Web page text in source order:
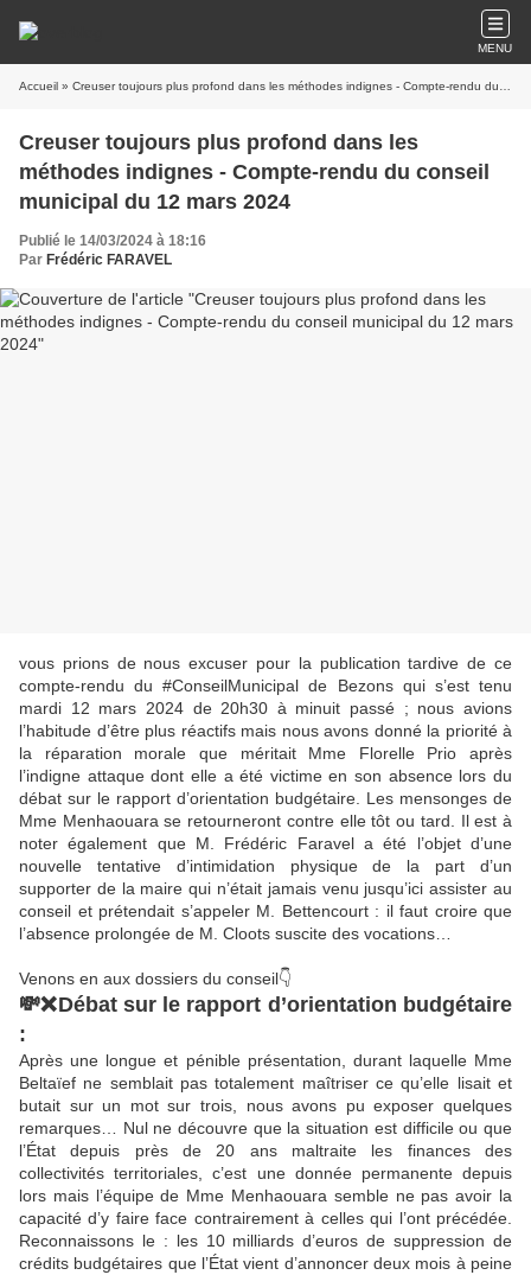
MENU
Accueil » Creuser toujours plus profond dans les méthodes indignes - Compte-rendu du conseil municipal du 12 mars 2024
Creuser toujours plus profond dans les
méthodes indignes - Compte-rendu du conseil
municipal du 12 mars 2024
Publié le 14/03/2024 à 18:16
Par Frédéric FARAVEL
vous prions de nous excuser pour la publication tardive de ce
compte-rendu du #ConseilMunicipal de Bezons qui s’est tenu
mardi 12 mars 2024 de 20h30 à minuit passé ; nous avions
l’habitude d’être plus réactifs mais nous avons donné la priorité à
la réparation morale que méritait Mme Florelle Prio après
l’indigne attaque dont elle a été victime en son absence lors du
débat sur le rapport d’orientation budgétaire. Les mensonges de
Mme Menhaouara se retourneront contre elle tôt ou tard. Il est à
noter également que M. Frédéric Faravel a été l’objet d’une
nouvelle tentative d’intimidation physique de la part d’un
supporter de la maire qui n’était jamais venu jusqu’ici assister au
conseil et prétendait s’appeler M. Bettencourt : il faut croire que
l’absence prolongée de M. Cloots suscite des vocations…
Venons en aux dossiers du conseil👇
💸❌Débat sur le rapport d’orientation budgétaire
:
Après une longue et pénible présentation, durant laquelle Mme
Beltaïef ne semblait pas totalement maîtriser ce qu’elle lisait et
butait sur un mot sur trois, nous avons pu exposer quelques
remarques… Nul ne découvre que la situation est difficile ou que
l’État depuis près de 20 ans maltraite les finances des
collectivités territoriales, c’est une donnée permanente depuis
lors mais l’équipe de Mme Menhaouara semble ne pas avoir la
capacité d’y faire face contrairement à celles qui l’ont précédée.
Reconnaissons le : les 10 milliards d’euros de suppression de
crédits budgétaires que l’État vient d’annoncer deux mois à peine